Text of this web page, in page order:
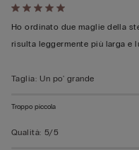
Valutato
5
su
Ho ordinato due maglie della
risulta leggermente più larga e
Taglia: Un po' grande
Troppo piccola
Qualità: 5/5